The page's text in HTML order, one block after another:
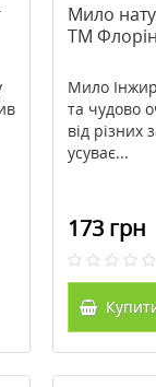
Мило
TM
Мило
та чудово
від різних
усуває...
173 грн